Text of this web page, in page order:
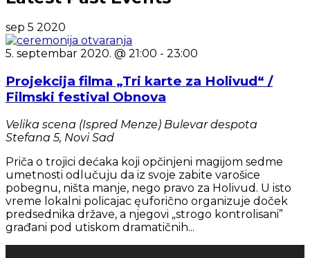
sep 5 2020
5. septembar 2020. @ 21:00 - 23:00
Projekcija filma „Tri karte za Holivud“ /
Filmski festival Obnova
Velika scena (Ispred Menze) Bulevar despota
Stefana 5, Novi Sad
Priča o trojici dećaka koji opčinjeni magijom sedme
umetnosti odlučuju da iz svoje zabite varošice
pobegnu, ništa manje, nego pravo za Holivud. U isto
vreme lokalni policajac ęuforično organizuje doček
predsednika države, a njegovi „strogo kontrolisani”
građani pod utiskom dramatičnih...